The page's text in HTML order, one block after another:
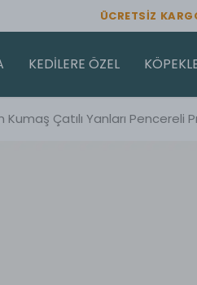
☆ SİPARİŞİNİZE ÖZEL
KEDİLERE ÖZEL
Kumaş Çatılı Yanları Pencereli